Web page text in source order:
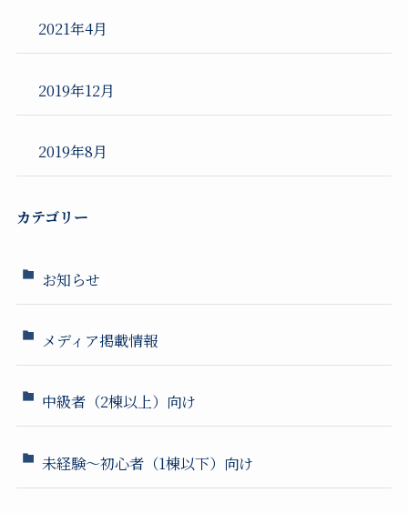
2021年4月
2019年12月
2019年8月
カテゴリー
お知らせ
メディア掲載情報
中級者（2棟以上）向け
未経験～初心者（1棟以下）向け